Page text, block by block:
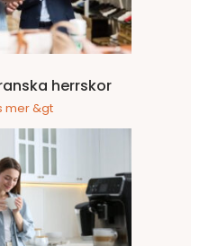
herrskor
mer &gt